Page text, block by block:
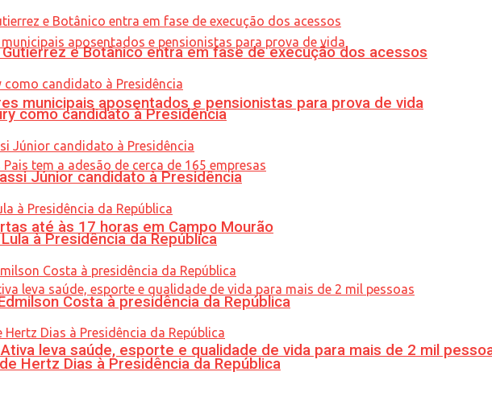
municipais aposentados e pensionistas para prova de vida
até às 17 horas em Campo Mourão
leva saúde, esporte e qualidade de vida para mais de 2 mil
e Botânico entra em fase de execução dos acessos
como candidato à Presidência
Júnior candidato à Presidência
à Presidência da República
Costa à presidência da República
Hertz Dias à Presidência da República